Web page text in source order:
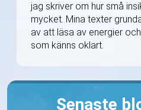
jag skriver om hur små
mycket. Mina texter
av att läsa av energier
som känns oklart.
Senaste